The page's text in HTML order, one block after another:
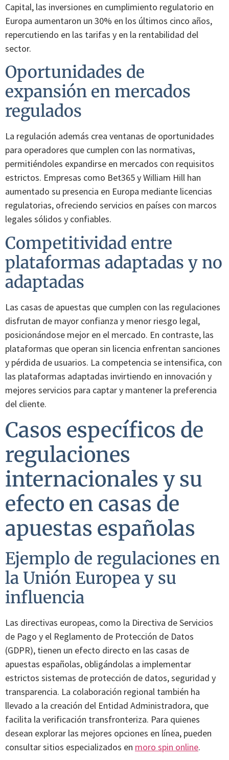
Capital, las inversiones en cumplimiento regulatorio en
Europa aumentaron un 30% en los últimos cinco años,
repercutiendo en las tarifas y en la rentabilidad del
sector.
Oportunidades de
expansión en mercados
regulados
La regulación además crea ventanas de oportunidades
para operadores que cumplen con las normativas,
permitiéndoles expandirse en mercados con requisitos
estrictos. Empresas como Bet365 y William Hill han
aumentado su presencia en Europa mediante licencias
regulatorias, ofreciendo servicios en países con marcos
legales sólidos y confiables.
Competitividad entre
plataformas adaptadas y no
adaptadas
Las casas de apuestas que cumplen con las regulaciones
disfrutan de mayor confianza y menor riesgo legal,
posicionándose mejor en el mercado. En contraste, las
plataformas que operan sin licencia enfrentan sanciones
y pérdida de usuarios. La competencia se intensifica, con
las plataformas adaptadas invirtiendo en innovación y
mejores servicios para captar y mantener la preferencia
del cliente.
Casos específicos de
regulaciones
internacionales y su
efecto en casas de
apuestas españolas
Ejemplo de regulaciones en
la Unión Europea y su
influencia
Las directivas europeas, como la Directiva de Servicios
de Pago y el Reglamento de Protección de Datos
(GDPR), tienen un efecto directo en las casas de
apuestas españolas, obligándolas a implementar
estrictos sistemas de protección de datos, seguridad y
transparencia. La colaboración regional también ha
llevado a la creación del Entidad Administradora, que
facilita la verificación transfronteriza. Para quienes
desean explorar las mejores opciones en línea, pueden
consultar sitios especializados en moro spin online.